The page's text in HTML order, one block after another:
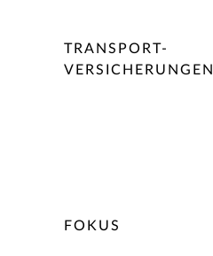
TRANSPORT-
VERSICHERUNGEN
FOKUS